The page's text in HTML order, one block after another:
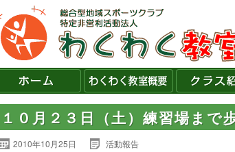
１０月２３日（土）練習場まで
2010年10月25日
活動報告